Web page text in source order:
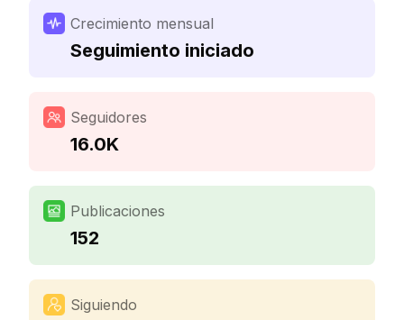
Crecimiento mensual
Seguimiento iniciado
Seguidores
16.0K
Publicaciones
152
Siguiendo